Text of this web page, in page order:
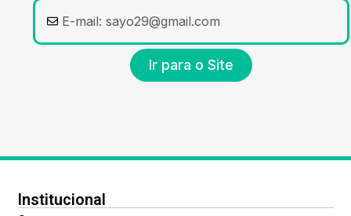
E-mail: sayo29@gmail.com
Ir para o Site
Institucional